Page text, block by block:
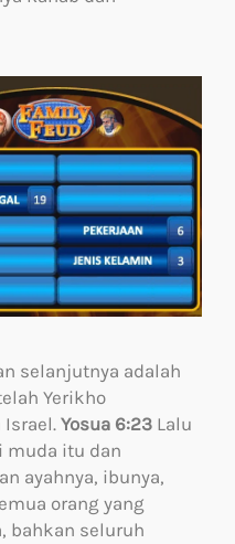
selanjutnya adalah
Yerikho
Yosua 6:23 Lalu
muda itu dan
ayahnya, ibunya,
orang yang
bahkan seluruh